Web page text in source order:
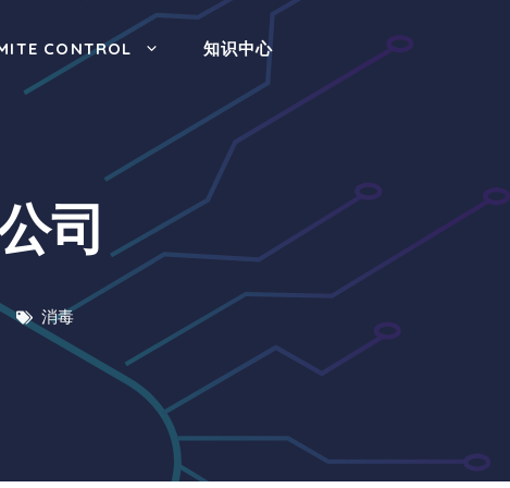
CONTROL 知识中心
司
消毒